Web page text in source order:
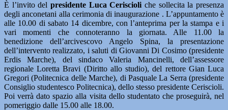
È l’invito del presidente Luca Ceriscioli che sollecita la presenza
degli anconetani alla cerimonia di inaugurazione . L’appuntamento è
alle 10.00 di sabato 14 dicembre, con l’anteprima per la stampa e i
vari momenti che connoteranno la giornata. Alle 11.00 la
benedizione dell’arcivescovo Angelo Spina, la presentazione
dell’intervento realizzato, i saluti di Giovanni Di Cosimo (presidente
Erdis Marche), del sindaco Valeria Mancinelli, dell’assessore
regionale Loretta Bravi (Diritto allo studio), del rettore Gian Luca
Gregori (Politecnica delle Marche), di Pasquale La Serra (presidente
Consiglio studentesco Politecnica), dello stesso presidente Ceriscioli.
Poi verrà dato spazio alla visita dello studentato che proseguirà, nel
pomeriggio dalle 15.00 alle 18.00.